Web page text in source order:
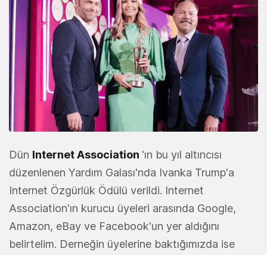
Dün Internet Association 'ın bu yıl altıncısı
düzenlenen Yardım Galası'nda Ivanka Trump'a
Internet Özgürlük Ödülü verildi. Internet
Association'ın kurucu üyeleri arasında Google,
Amazon, eBay ve Facebook'un yer aldığını
belirtelim. Derneğin üyelerine baktığımızda ise